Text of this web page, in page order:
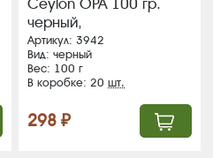
Ceylon ОРА 100 гр.
черный,
фигур.карт.пачка (20)
Артикул: 3942
Вид: черный
Вес: 100 г
В коробке: 20шт.
298 ₽